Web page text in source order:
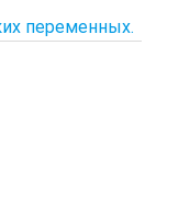
переменных.